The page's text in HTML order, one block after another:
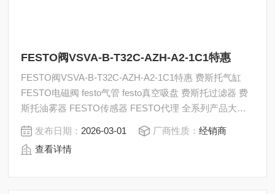
FESTO阀VSVA-B-T32C-AZH-A2-1C1特惠
FESTO阀VSVA-B-T32C-AZH-A2-1C1特惠 费斯托气缸
FESTO电磁阀 festo气管 festo真空吸盘 费斯托过滤器 费
斯托油雾器 FESTO传感器 FESTO代理 全系列产品大量
现货请咨询上海茂硕机械设备有限公司
发布日期： 2026-03-01 厂商性质：经销商
查看详情